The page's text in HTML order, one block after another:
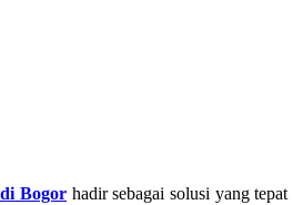
Bogorhadir sebagai solusi yang